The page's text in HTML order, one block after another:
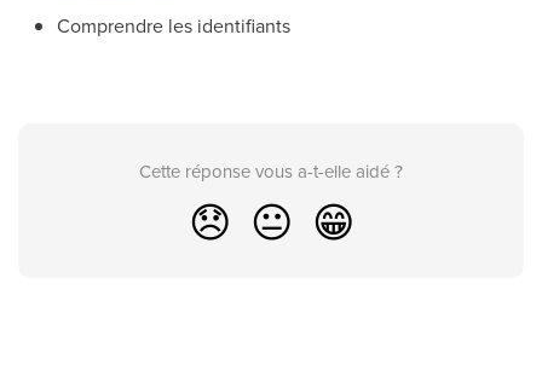
Comprendre les identifiants
Cette réponse vous a-t-elle aidé ?
😞 😐 😁